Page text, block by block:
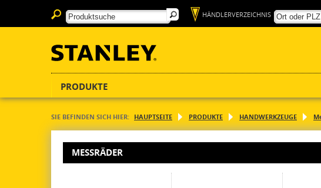
HÄNDLERVERZEICHNIS
PRODUKTE
SIE BEFINDEN SICH HIER: HAUPTSEITE PRODUKTE HANDWERKZEUGE
MESSRÄDER